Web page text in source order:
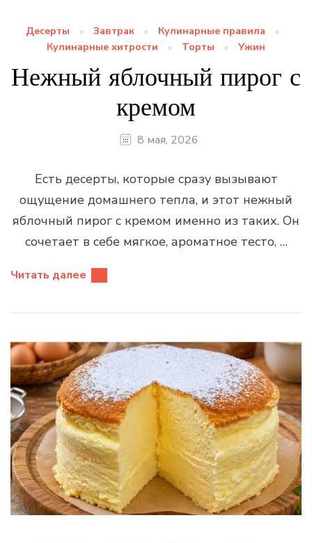
Десерты Завтрак
Кулинарные правила
Кулинарные хитрости
Торты Ужин
Нежный яблочный пирог с
кремом
8 мая, 2026
Есть десерты, которые сразу вызывают
ощущение домашнего тепла, и этот нежный
яблочный пирог с кремом именно из таких. Он
сочетает в себе мягкое, ароматное тесто, …
Читать далее